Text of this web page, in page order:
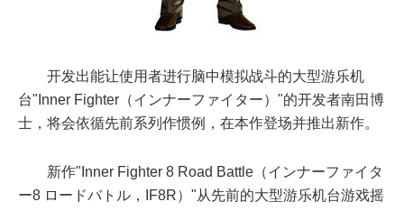
开发出能让使用者进行脑中模拟战斗的大型游乐机
台"Inner Fighter（インナーファイター）"的开发者南田博
士，将会依循先前系列作惯例，在本作登场并推出新作。
新作"Inner Fighter 8 Road Battle（インナーファイタ
ー8 ロードバトル，IF8R）"从先前的大型游乐机台游戏摇